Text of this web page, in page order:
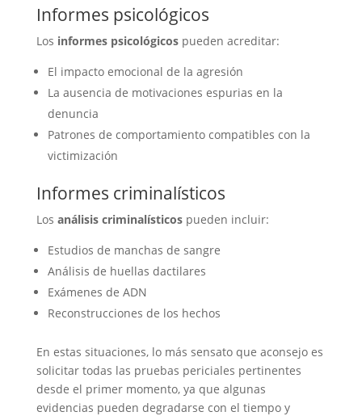
Informes psicológicos
Los informes psicológicospueden acreditar:
El impacto emocional de la agresión
La ausencia de motivaciones espurias en la
denuncia
Patrones de comportamiento compatibles con la
victimización
Informes criminalísticos
Los análisis criminalísticospueden incluir:
Estudios de manchas de sangre
Análisis de huellas dactilares
Exámenes de ADN
Reconstrucciones de los hechos
En estas situaciones, lo más sensato que aconsejo es
solicitar todas las pruebas periciales pertinentes
desde el primer momento, ya que algunas
evidencias pueden degradarse con el tiempo y